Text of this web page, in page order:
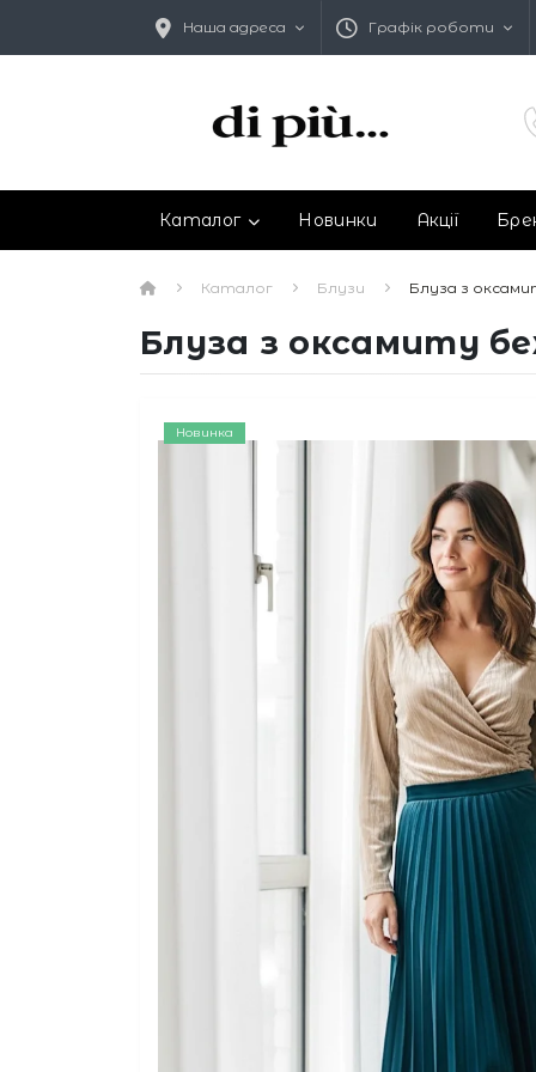
Наша адреса Графік роботи
Каталог Новинки Акції
Каталог Блузи Блуза з
Блуза з оксамиту
Новинка